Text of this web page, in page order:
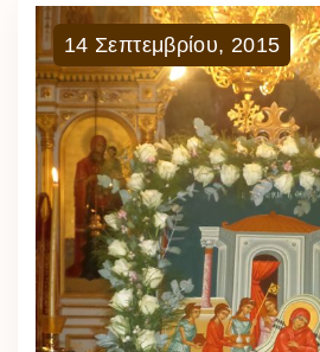
14 Σεπτεμβρίου, 2015